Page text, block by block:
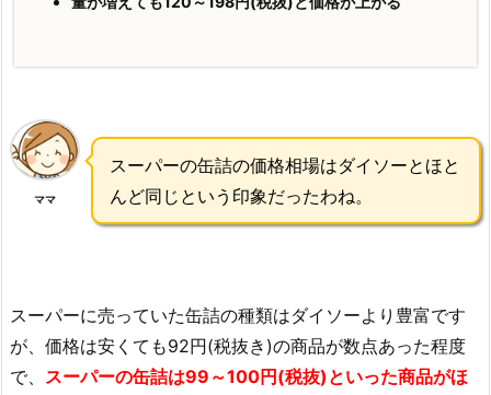
ママ
スーパーの缶詰の価格相場はダイソーとほと
んど同じという印象だったわね。
スーパーに売っていた缶詰の種類はダイソーより豊富です
が、価格は安くても92円(税抜き)の商品が数点あった程度
で、 スーパーの缶詰は99～100円(税抜)といった商品がほ